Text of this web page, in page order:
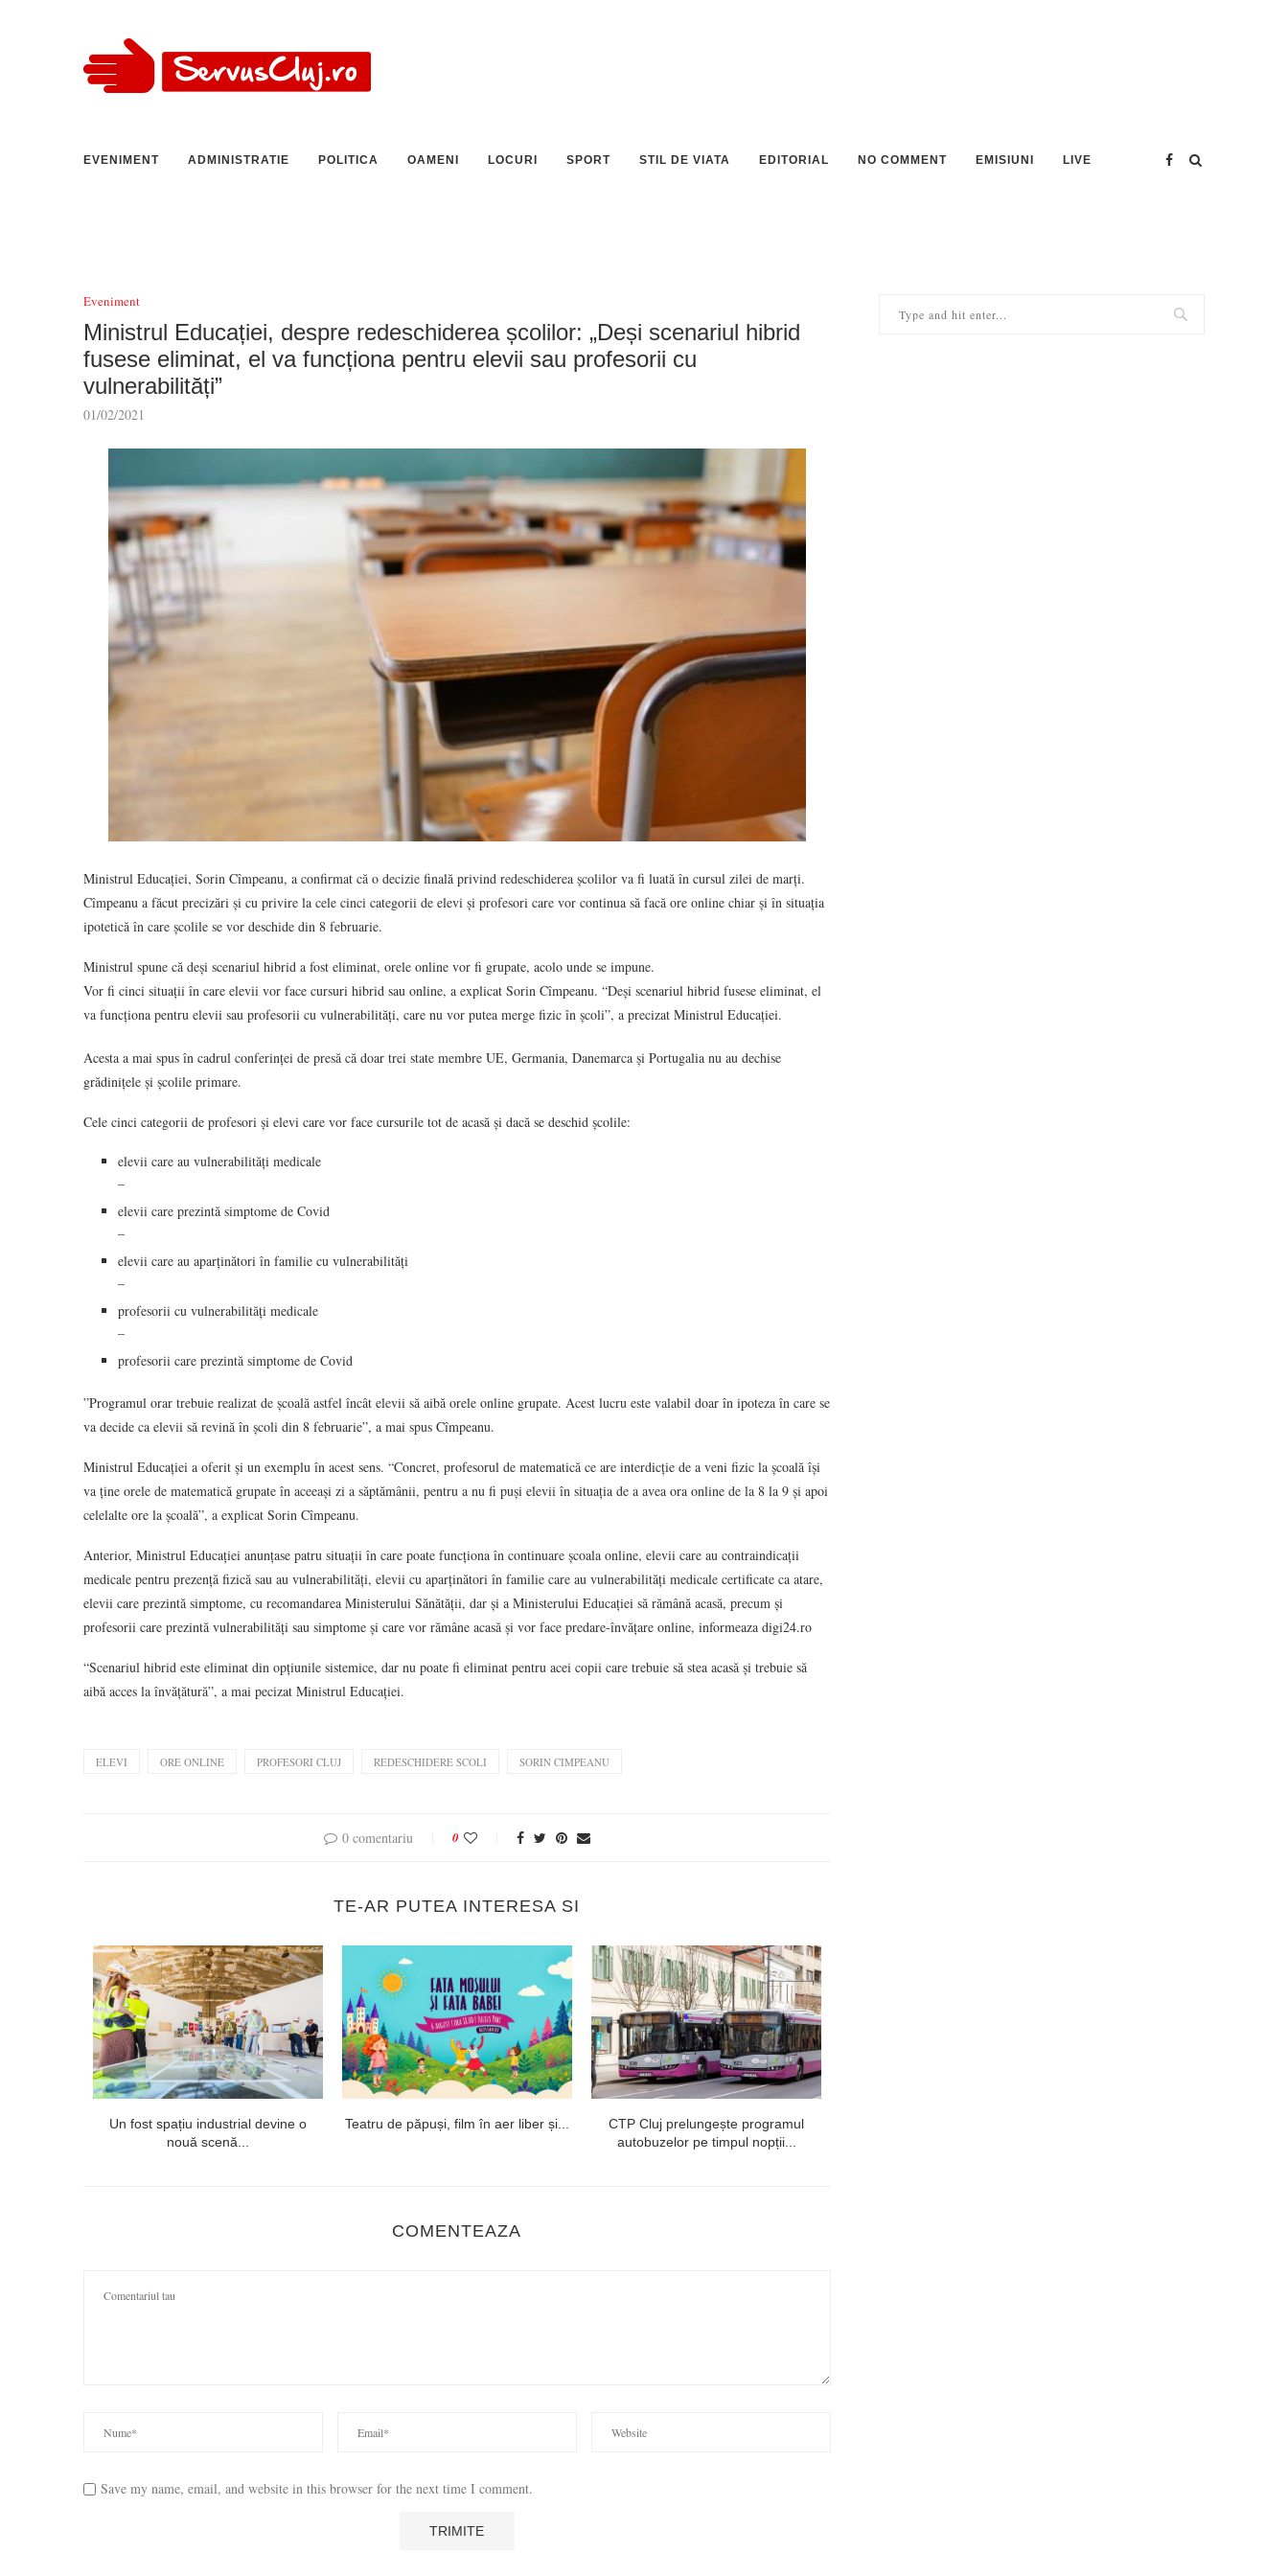
EVENIMENT ADMINISTRATIE POLITICA OAMENI LOCURI SPORT STIL DE VIATA EDITORIAL NO COMMENT EMISIUNI LIVE
Eveniment
Ministrul Educației, despre redeschiderea școlilor: „Deși scenariul hibrid
fusese eliminat, el va funcționa pentru elevii sau profesorii cu
vulnerabilități”
01/02/2021
Ministrul Educației, Sorin Cîmpeanu, a confirmat că o decizie finală privind redeschiderea școlilor va fi luată în cursul zilei de marți.
Cîmpeanu a făcut precizări și cu privire la cele cinci categorii de elevi și profesori care vor continua să facă ore online chiar și în situația
ipotetică în care școlile se vor deschide din 8 februarie.
Ministrul spune că deși scenariul hibrid a fost eliminat, orele online vor fi grupate, acolo unde se impune.
Vor fi cinci situații în care elevii vor face cursuri hibrid sau online, a explicat Sorin Cîmpeanu. “Deși scenariul hibrid fusese eliminat, el
va funcționa pentru elevii sau profesorii cu vulnerabilități, care nu vor putea merge fizic în școli”, a precizat Ministrul Educației.
Acesta a mai spus în cadrul conferinței de presă că doar trei state membre UE, Germania, Danemarca și Portugalia nu au dechise
grădinițele și școlile primare.
Cele cinci categorii de profesori și elevi care vor face cursurile tot de acasă și dacă se deschid școlile:
elevii care au vulnerabilități medicale
–
elevii care prezintă simptome de Covid
–
elevii care au aparținători în familie cu vulnerabilități
–
profesorii cu vulnerabilități medicale
–
profesorii care prezintă simptome de Covid
”Programul orar trebuie realizat de școală astfel încât elevii să aibă orele online grupate. Acest lucru este valabil doar în ipoteza în care se
va decide ca elevii să revină în școli din 8 februarie”, a mai spus Cîmpeanu.
Ministrul Educației a oferit și un exemplu în acest sens. “Concret, profesorul de matematică ce are interdicție de a veni fizic la școală își
va ține orele de matematică grupate în aceeași zi a săptămânii, pentru a nu fi puși elevii în situația de a avea ora online de la 8 la 9 și apoi
celelalte ore la școală”, a explicat Sorin Cîmpeanu.
Anterior, Ministrul Educației anunțase patru situații în care poate funcționa în continuare școala online, elevii care au contraindicații
medicale pentru prezență fizică sau au vulnerabilități, elevii cu aparținători în familie care au vulnerabilități medicale certificate ca atare,
elevii care prezintă simptome, cu recomandarea Ministerului Sănătății, dar și a Ministerului Educației să rămână acasă, precum și
profesorii care prezintă vulnerabilități sau simptome și care vor rămâne acasă și vor face predare-învățare online, informeaza digi24.ro
“Scenariul hibrid este eliminat din opțiunile sistemice, dar nu poate fi eliminat pentru acei copii care trebuie să stea acasă și trebuie să
aibă acces la învățătură”, a mai pecizat Ministrul Educației.
ELEVI ORE ONLINE PROFESORI CLUJ REDESCHIDERE SCOLI SORIN CIMPEANU
0 comentariu 0
TE-AR PUTEA INTERESA SI
Un fost spațiu industrial devine o
nouă scenă...
Teatru de păpuși, film în aer liber și...
CTP Cluj prelungește programul
autobuzelor pe timpul nopții...
COMENTEAZA
Save my name, email, and website in this browser for the next time I comment.